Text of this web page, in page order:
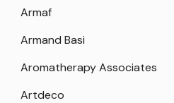
Armaf
Armand Basi
Aromatherapy Associates
Artdeco